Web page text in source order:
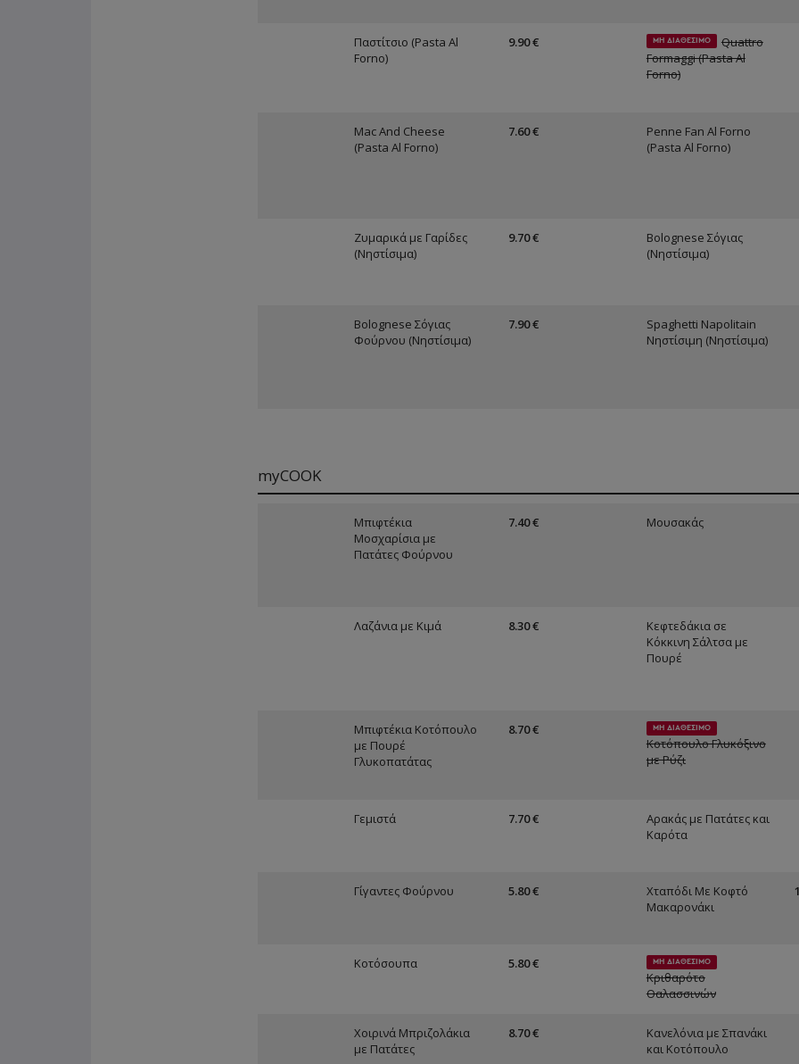
Παστίτσιο (Pasta Al
Forno)
9.90 € ΜΗ ΔΙΑΘΕΣΙΜΟ
Quattro
Formaggi (Pasta Al
Forno)
Mac And Cheese
(Pasta Al Forno)
7.60 €
Penne Fan Al Forno
(Pasta Al Forno)
Ζυμαρικά με Γαρίδες
(Νηστίσιμα)
9.70 €
Bolognese Σόγιας
(Νηστίσιμα)
Bolognese Σόγιας
Φούρνου (Νηστίσιμα)
7.90 €
Spaghetti Napolitain
Νηστίσιμη (Νηστίσιμα)
myCOOK
Μπιφτέκια
Μοσχαρίσια με
Πατάτες Φούρνου
7.40 € Μουσακάς
Λαζάνια με Κιμά 8.30 €
Κεφτεδάκια σε
Κόκκινη Σάλτσα με
Πουρέ
Μπιφτέκια Κοτόπουλο
με Πουρέ
Γλυκοπατάτας
8.70 € ΜΗ ΔΙΑΘΕΣΙΜΟ
Κοτόπουλο Γλυκόξινο
με Ρύζι
Γεμιστά 7.70 €
Αρακάς με Πατάτες και
Καρότα
Γίγαντες Φούρνου 5.80 €
Χταπόδι Με Κοφτό
Μακαρονάκι
Κοτόσουπα 5.80 € ΜΗ ΔΙΑΘΕΣΙΜΟ
Κριθαρότο
Θαλασσινών
Χοιρινά Μπριζολάκια
με Πατάτες
8.70 €
Κανελόνια με Σπανάκι
και Κοτόπουλο